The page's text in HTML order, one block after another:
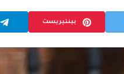
بينتيريست